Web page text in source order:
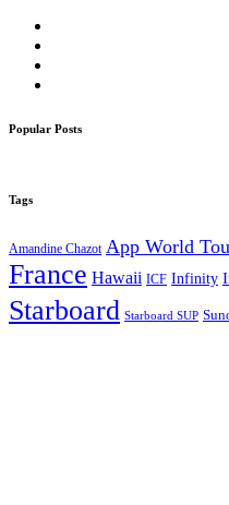
Popular Posts
Tags
Amandine Chazot App World
France Hawaii ICF Infinity
Starboard Starboard SUP